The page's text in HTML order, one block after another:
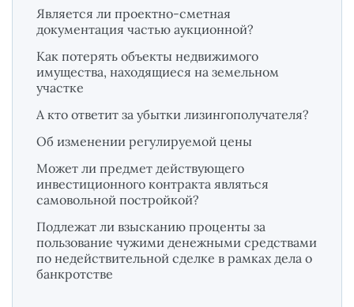
Является ли проектно-сметная
документация частью аукционной?
Как потерять объекты недвижимого
имущества, находящиеся на земельном
участке
А кто ответит за убытки лизингополучателя?
Об изменении регулируемой цены
Может ли предмет действующего
инвестиционного контракта являться
самовольной постройкой?
Подлежат ли взысканию проценты за
пользование чужими денежными средствами
по недействительной сделке в рамках дела о
банкротстве